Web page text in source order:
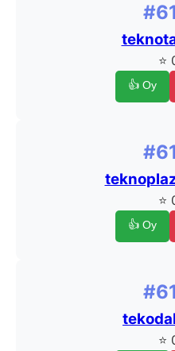
⭐
👍 Oy
⭐
👍 Oy
⭐